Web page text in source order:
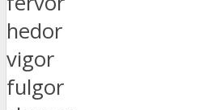
hedor
vigor
fulgor